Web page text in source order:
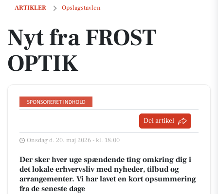
ARTIKLER Opslagstavlen
Nyt fra FROST OPTIK
Nyt fra FROST
OPTIK
Del artikel
Onsdag d. 20. maj 2026 - kl. 18:00
Der sker hver uge spændende ting omkring dig i
det lokale erhvervsliv med nyheder, tilbud og
arrangementer. Vi har lavet en kort opsummering
fra de seneste dage